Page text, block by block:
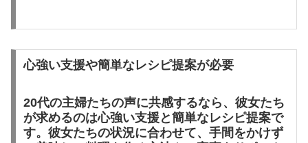
心強い支援や簡単なレシピ提案が必要
20代の主婦たちの声に共感するなら、彼女たち
が求めるのは心強い支援と簡単なレシピ提案で
す。彼女たちの状況に合わせて、手間をかけず